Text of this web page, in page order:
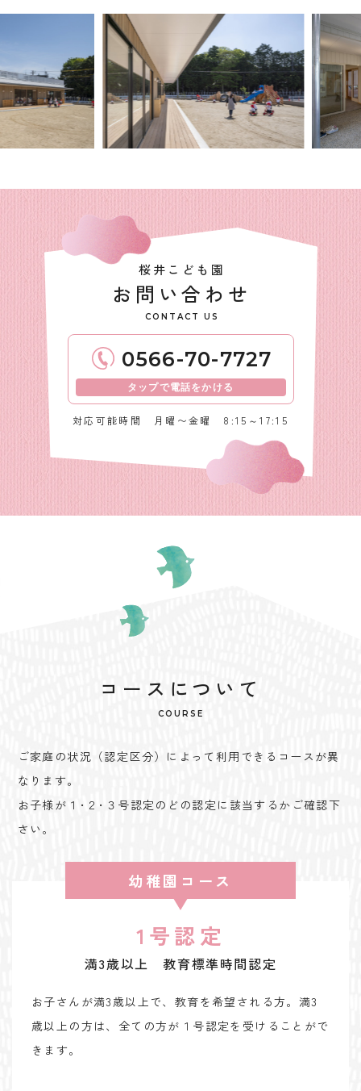
桜井こども園
お問い合わせ
CONTACT US
0566-70-7727
タップで電話をかける
対応可能時間 月曜〜金曜 8:15～17:15
コースについて
COURSE
ご家庭の状況（認定区分）によって利用できるコースが異
なります。
​お子様が１･２･３号認定のどの認定に該当するかご確認下
さい。
幼稚園コース
1号認定
満3歳以上 教育標準時間認定
お子さんが満3歳以上で、教育を希望される方。満3
歳以上の方は、全ての方が１号認定を受けることがで
きます。